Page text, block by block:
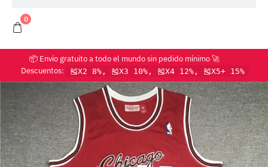
0
📦 Envío gratuito a todo el mundo sin pedido mínimo 🚀
Descuentos:
🎽X2 8%, 🎽X3 10%, 🎽X4 12%, 🎽X5+ 15%